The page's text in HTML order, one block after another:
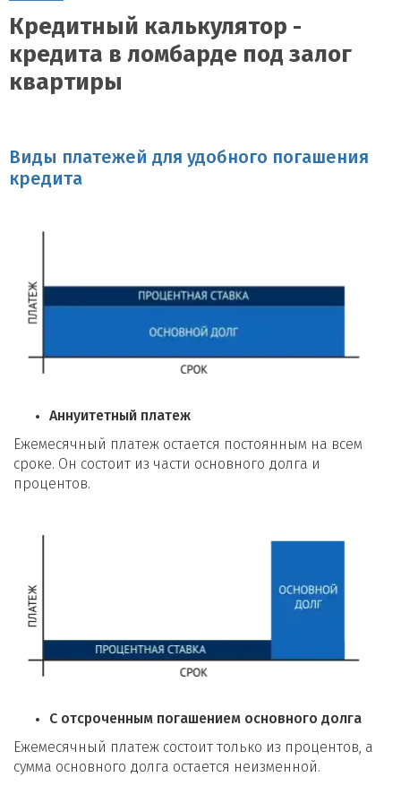
Кредитный калькулятор -
кредита в ломбарде под залог
квартиры
Виды платежей для удобного погашения
кредита
Аннуитетный платеж
Ежемесячный платеж остается постоянным на всем
сроке. Он состоит из части основного долга и
процентов.
С отсроченным погашением основного долга
Ежемесячный платеж состоит только из процентов, а
сумма основного долга остается неизменной.